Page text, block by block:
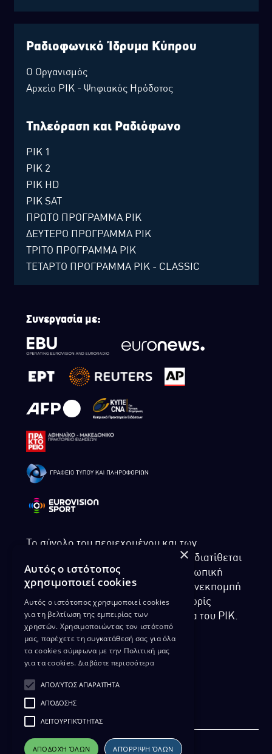
Ραδιοφωνικό Ίδρυμα Κύπρου
Ο Οργανισμός
Αρχείο ΡΙΚ - Ψηφιακός Ηρόδοτος
Τηλεόραση και Ραδιόφωνο
ΡΙΚ 1
ΡΙΚ 2
ΡΙΚ HD
ΡΙΚ SAT
ΠΡΩΤΟ ΠΡΟΓΡΑΜΜΑ ΡΙΚ
ΔΕΥΤΕΡΟ ΠΡΟΓΡΑΜΜΑ ΡΙΚ
ΤΡΙΤΟ ΠΡΟΓΡΑΜΜΑ ΡΙΚ
ΤΕΤΑΡΤΟ ΠΡΟΓΡΑΜΜΑ ΡΙΚ - CLASSIC
Συνεργασία με:
Το σύνολο του περιεχομένου και των
υπηρεσιών της ιστοσελίδας του ΡΙΚ διατίθεται
στους επισκέπτες αυστηρά για προσωπική
χρήση. Απαγορεύεται η χρήση ή επανεκπομπή
του, σε οποιοδήποτε μορφή, με ή χωρίς
επεξεργασία και χωρίς γραπτή άδεια του ΡΙΚ.
ΔΙΚΑΙΩΜΑ ΠΡΟΣΤΑΣΙΑΣ ΔΕΔΟΜΕΝΩΝ
ΔΙΑΘΕΣΗ ΑΡΧΕΙΑΚΟΥ ΥΛΙΚΟΥ
ΠΟΛΙΤΙΚΗ ΑΠΟΡΡΗΤΟΥ EUROVISION
×
Αυτός ο ιστότοπος
χρησιμοποιεί cookies
Αυτός ο ιστότοπος χρησιμοποιεί cookies
για τη βελτίωση της εμπειρίας των
χρηστών. Χρησιμοποιώντας τον ιστότοπό
μας, παρέχετε τη συγκατάθεσή σας για όλα
τα cookies σύμφωνα με την Πολιτική μας
για τα cookies. Διαβάστε περισσότερα
ΑΠΟΛΎΤΩΣ ΑΠΑΡΑΊΤΗΤΑ
ΑΠΌΔΟΣΗΣ
ΛΕΙΤΟΥΡΓΙΚΌΤΗΤΑΣ
ΑΠΟΔΟΧΉ ΌΛΩΝ ΑΠΌΡΡΙΨΗ ΌΛΩΝ